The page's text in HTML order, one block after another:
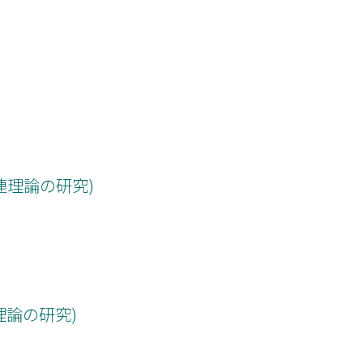
論の研究)
の研究)